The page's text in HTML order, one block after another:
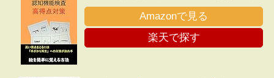
Amazonで見る
楽天で探す